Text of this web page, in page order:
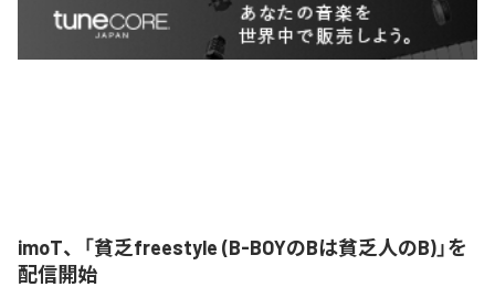
imoT、「貧乏freestyle (B-BOYのBは貧乏人のB)」を
配信開始